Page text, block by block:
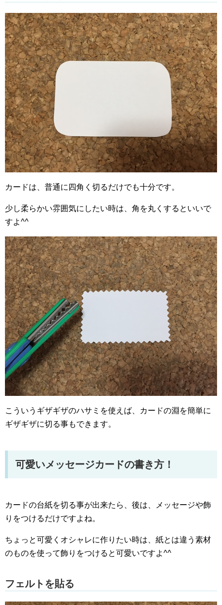
カードは、普通に四角く切るだけでも十分です。
少し柔らかい雰囲気にしたい時は、角を丸くするといいで
すよ^^
こういうギザギザのハサミを使えば、カードの淵を簡単に
ギザギザに切る事もできます。
可愛いメッセージカードの書き方！
カードの台紙を切る事が出来たら、後は、メッセージや飾
りをつけるだけですよね。
ちょっと可愛くオシャレに作りたい時は、紙とは違う素材
のものを使って飾りをつけると可愛いですよ^^
フェルトを貼る